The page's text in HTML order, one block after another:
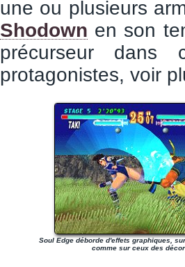
une ou plusieurs
Shodown en son
précurseur
protagonistes, voir
Soul Edge déborde d'effets graphiques,
comme sur ceux des